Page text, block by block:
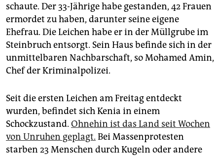
schaute. Der 33-Jährige habe gestanden, 42 Frauen
ermordet zu haben, darunter seine eigene
Ehefrau. Die Leichen habe er in der Müllgrube im
Steinbruch entsorgt. Sein Haus befinde sich in der
unmittelbaren Nachbarschaft, so Mohamed Amin,
Chef der Kriminalpolizei.
Seit die ersten Leichen am Freitag entdeckt
wurden, befindet sich Kenia in einem
Schockzustand. Ohnehin ist das Land seit Wochen
von Unruhen geplagt. Bei Massenprotesten
starben 23 Menschen durch Kugeln oder andere